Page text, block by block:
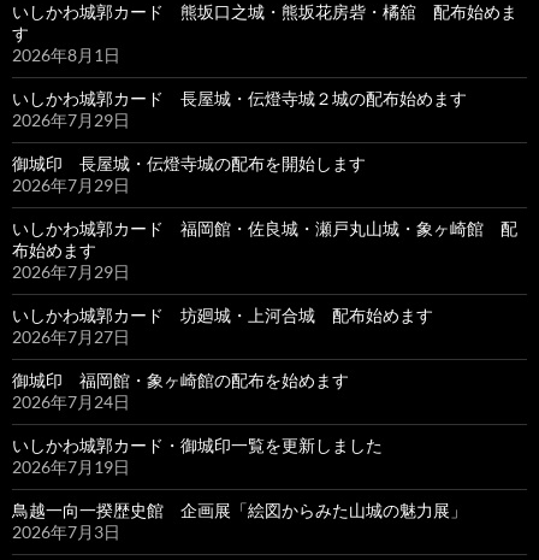
いしかわ城郭カード 熊坂口之城・熊坂花房砦・橘舘 配布始めま
す
2026年8月1日
いしかわ城郭カード 長屋城・伝燈寺城２城の配布始めます
2026年7月29日
御城印 長屋城・伝燈寺城の配布を開始します
2026年7月29日
いしかわ城郭カード 福岡館・佐良城・瀬戸丸山城・象ヶ崎館 配
布始めます
2026年7月29日
いしかわ城郭カード 坊廻城・上河合城 配布始めます
2026年7月27日
御城印 福岡館・象ヶ崎館の配布を始めます
2026年7月24日
いしかわ城郭カード・御城印一覧を更新しました
2026年7月19日
鳥越一向一揆歴史館 企画展「絵図からみた山城の魅力展」
2026年7月3日